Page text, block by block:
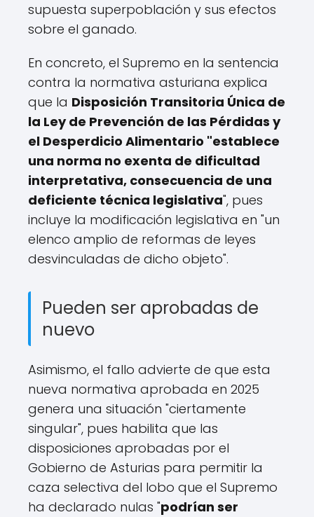
supuesta superpoblación y sus efectos
sobre el ganado.
En concreto, el Supremo en la sentencia
contra la normativa asturiana explica
que la Disposición Transitoria Única de
la Ley de Prevención de las Pérdidas y
el Desperdicio Alimentario "establece
una norma no exenta de dificultad
interpretativa, consecuencia de una
deficiente técnica legislativa", pues
incluye la modificación legislativa en "un
elenco amplio de reformas de leyes
desvinculadas de dicho objeto".
Pueden ser aprobadas de
nuevo
Asimismo, el fallo advierte de que esta
nueva normativa aprobada en 2025
genera una situación "ciertamente
singular", pues habilita que las
disposiciones aprobadas por el
Gobierno de Asturias para permitir la
caza selectiva del lobo que el Supremo
ha declarado nulas "podrían ser